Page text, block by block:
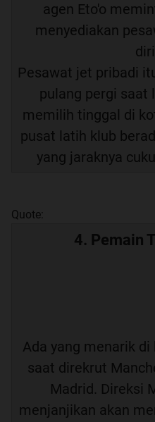
agen Eto'o
menyediakan
Pesawat jet pribadi
pulang pergi saat
memilih tinggal di
pusat latih klub
yang jaraknya
Quote:
4. Pemain
Ada yang menarik
saat direkrut
Madrid. Direksi
menjanjikan akan